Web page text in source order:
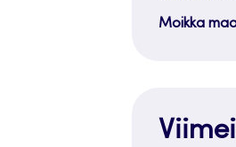
Moikka